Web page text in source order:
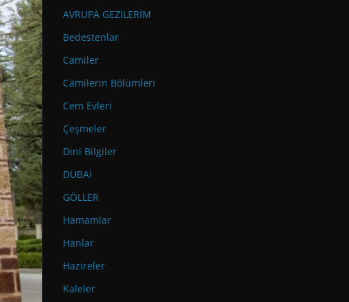
AVRUPA GEZİLERİM
Bedestenlar
Camiler
Camilerin Bölümleri
Cem Evleri
Çeşmeler
Dini Bilgiler
DUBAİ
GÖLLER
Hamamlar
Hanlar
Hazireler
Kaleler